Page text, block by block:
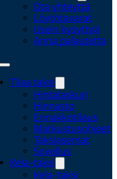
Ota yhteyttä
Löytötavarat
Usein kysyttyä
Anna palautetta
Tilaa taksi
Hintalaskuri
Hinnasto
Ennakkotilaus
Matkustusohjeet
Taksiasemat
Sovellus
Kela-taksi
Kela-taksi